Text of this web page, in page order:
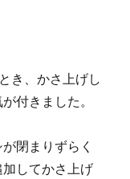
き、かさ上げし
付きました。
閉まりずらく
してかさ上げ